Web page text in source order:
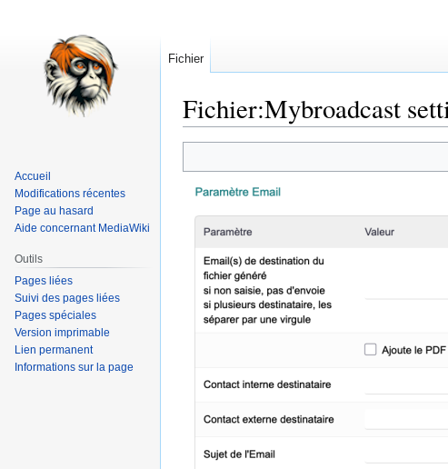
Fichier:Mybroadcast
à
à
Fichier
Accueil
Modifications récentes
Page au hasard
Aide concernant MediaWiki
Outils
Pages liées
Suivi des pages liées
Pages spéciales
Version imprimable
Lien permanent
Informations sur la page